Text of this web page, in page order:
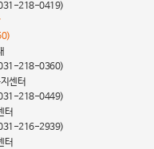
218-0419)
218-0360)
센터
218-0449)
터
216-2939)
터